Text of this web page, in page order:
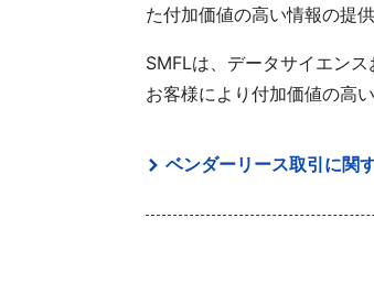
た付加価値の高い情報の提
SMFLは、データサイエン
お客様により付加価値の高
ベンダーリース取引に関